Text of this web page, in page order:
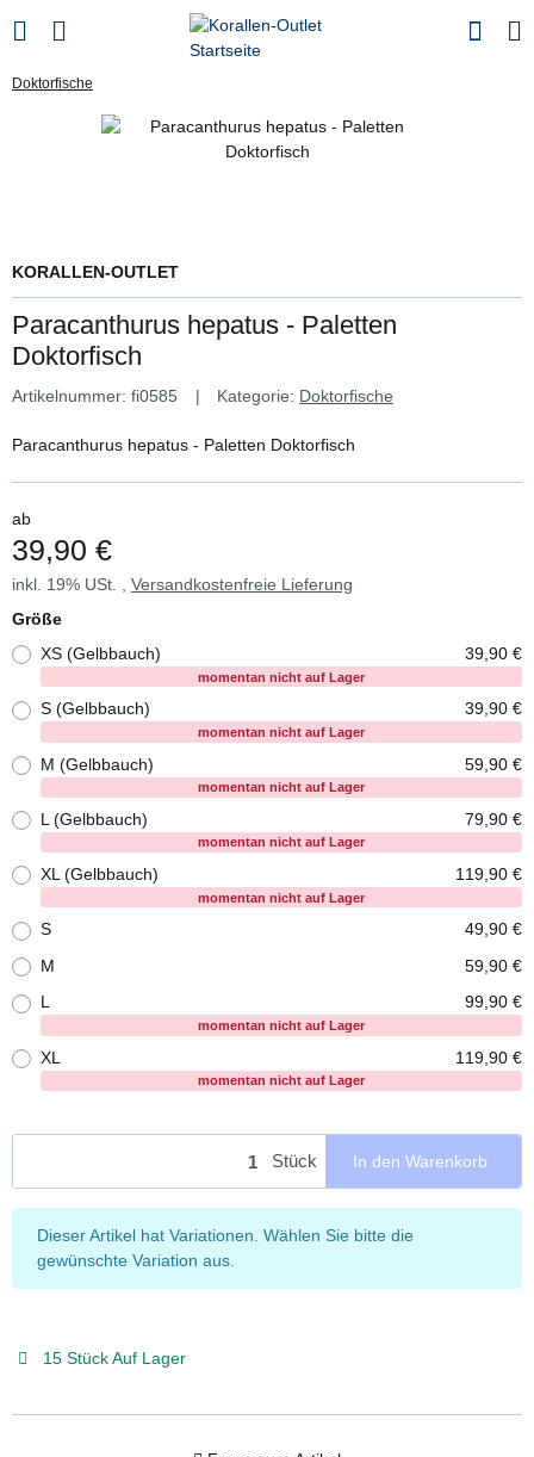
Doktorfische
KORALLEN-OUTLET
Paracanthurus hepatus - Paletten
Doktorfisch
Artikelnummer: fi0585 Kategorie: Doktorfische
Paracanthurus hepatus - Paletten Doktorfisch
ab
39,90 €
inkl. 19% USt. , Versandkostenfreie Lieferung
Größe
XS (Gelbbauch)
39,90 €
momentan nicht auf Lager
S (Gelbbauch) 39,90 €
momentan nicht auf Lager
M (Gelbbauch) 59,90 €
momentan nicht auf Lager
L (Gelbbauch) 79,90 €
momentan nicht auf Lager
XL (Gelbbauch) 119,90 €
momentan nicht auf Lager
S
49,90 €
M
59,90 €
L
99,90 €
momentan nicht auf Lager
XL 119,90 €
momentan nicht auf Lager
Stück In den Warenkorb
x
Dieser Artikel hat Variationen. Wählen Sie bitte die
gewünschte Variation aus.
15 Stück Auf Lager